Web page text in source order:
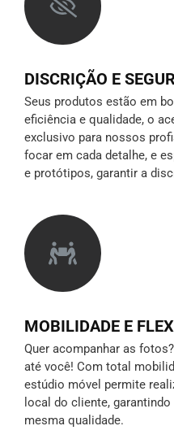
DISCRIÇÃO E
Seus produtos estão em
eficiência e qualidade, o
exclusivo para nossos
focar em cada detalhe, e
e protótipos, garantir a
MOBILIDADE E
Quer acompanhar as
até você! Com total
estúdio móvel permite
local do cliente,
mesma qualidade.